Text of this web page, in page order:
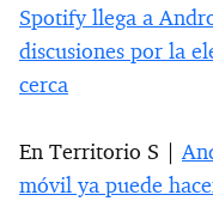
Spotify llega a
discusiones por la
cerca
En Territorio S |
móvil ya puede